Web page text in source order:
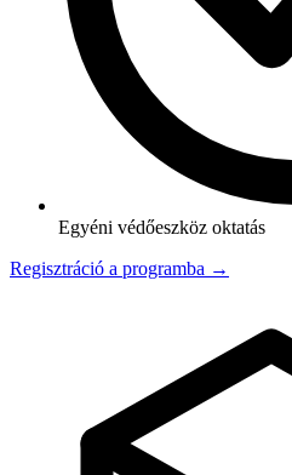
Egyéni védőeszköz oktatás
Regisztráció a programba →